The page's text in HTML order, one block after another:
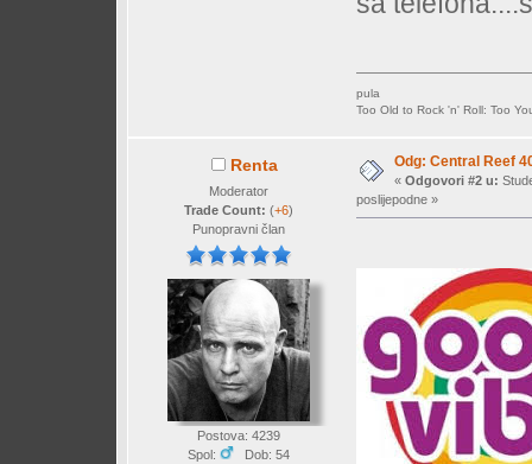
pula
Too Old to Rock 'n' Roll: Too
Renta
Moderator
Trade Count: (+6)
Punopravni član
Postova: 4239
Spol:
Dob: 54
Odg: Central Reef
« Odgovori #2 u:
poslijepodne »